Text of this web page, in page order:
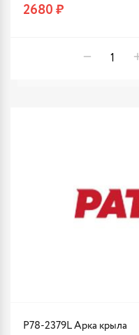
2680 ₽
P78-2379L Арка крыла